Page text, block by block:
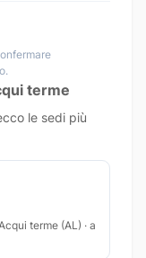
terme
le sedi più
terme (AL) · a